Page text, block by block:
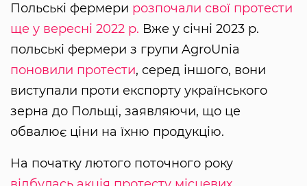
Польські фермери розпочали свої протести
ще у вересні 2022 р. Вже у січні 2023 р.
польські фермери з групи AgroUnia
поновили протести, серед іншого, вони
виступали проти експорту українського
зерна до Польщі, заявляючи, що це
обвалює ціни на їхню продукцію.
На початку лютого поточного року